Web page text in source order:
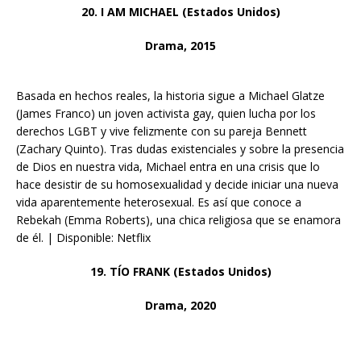
20. I AM MICHAEL (Estados Unidos)
Drama, 2015
Basada en hechos reales, la historia sigue a Michael Glatze
(James Franco) un joven activista gay, quien lucha por los
derechos LGBT y vive felizmente con su pareja Bennett
(Zachary Quinto). Tras dudas existenciales y sobre la presencia
de Dios en nuestra vida, Michael entra en una crisis que lo
hace desistir de su homosexualidad y decide iniciar una nueva
vida aparentemente heterosexual. Es así que conoce a
Rebekah (Emma Roberts), una chica religiosa que se enamora
de él. | Disponible: Netflix
19. TÍO FRANK (Estados Unidos)
Drama, 2020